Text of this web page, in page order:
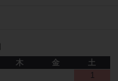
木 金
土
1